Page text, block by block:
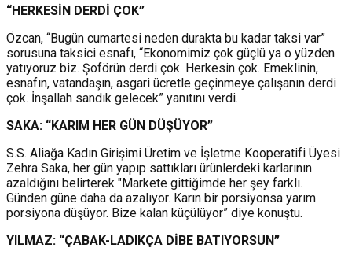
“HERKESİN DERDİ ÇOK”
Özcan, “Bugün cumartesi neden durakta bu kadar taksi var”
sorusuna taksici esnafı, “Ekonomimiz çok güçlü ya o yüzden
yatıyoruz biz. Şoförün derdi çok. Herkesin çok. Emeklinin,
esnafın, vatandaşın, asgari ücretle geçinmeye çalışanın derdi
çok. İnşallah sandık gelecek” yanıtını verdi.
SAKA: “KARIM HER GÜN DÜŞÜYOR”
S.S. Aliağa Kadın Girişimi Üretim ve İşletme Kooperatifi Üyesi
Zehra Saka, her gün yapıp sattıkları ürünlerdeki karlarının
azaldığını belirterek "Markete gittiğimde her şey farklı.
Günden güne daha da azalıyor. Karın bir porsiyonsa yarım
porsiyona düşüyor. Bize kalan küçülüyor” diye konuştu.
YILMAZ: “ÇABAK-LADIKÇA DİBE BATIYORSUN”